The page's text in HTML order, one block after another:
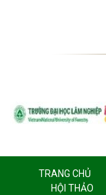
TRANG CHỦ
HỘI THẢO